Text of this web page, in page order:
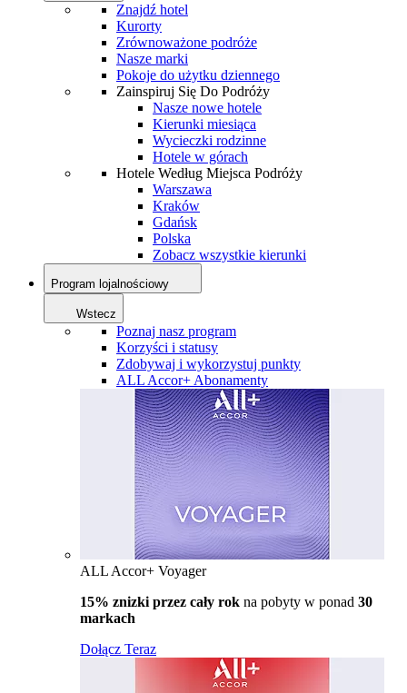
Znajdź hotel
Kurorty
Zrównoważone podróże
Nasze marki
Pokoje do użytku dziennego
Zainspiruj Się Do Podróży
Nasze nowe hotele
Kierunki miesiąca
Wycieczki rodzinne
Hotele w górach
Hotele Według Miejsca Podróży
Warszawa
Kraków
Gdańsk
Polska
Zobacz wszystkie kierunki
Program lojalnościowy
Wstecz
Poznaj nasz program
Korzyści i statusy
Zdobywaj i wykorzystuj punkty
ALL Accor+ Abonamenty
ALL Accor+ Voyager
15% znizki przez cały rok na pobyty w ponad 30
markach
Dołącz Teraz